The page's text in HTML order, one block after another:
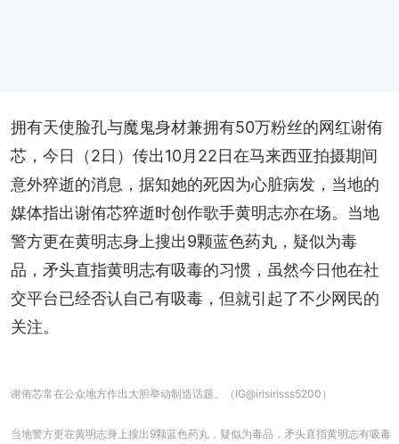
拥有天使脸孔与魔鬼身材兼拥有50万粉丝的网红谢侑
芯，今日（2日）传出10月22日在马来西亚拍摄期间
意外猝逝的消息，据知她的死因为心脏病发，当地的
媒体指出谢侑芯猝逝时创作歌手黄明志亦在场。当地
警方更在黄明志身上搜出9颗蓝色药丸，疑似为毒
品，矛头直指黄明志有吸毒的习惯，虽然今日他在社
交平台已经否认自己有吸毒，但就引起了不少网民的
关注。
谢侑芯常在公众地方作出大胆举动制造话题。（IG@irisirisss5200）
当地警方更在黄明志身上搜出9颗蓝色药丸，疑似为毒品，矛头直指黄明志有吸毒